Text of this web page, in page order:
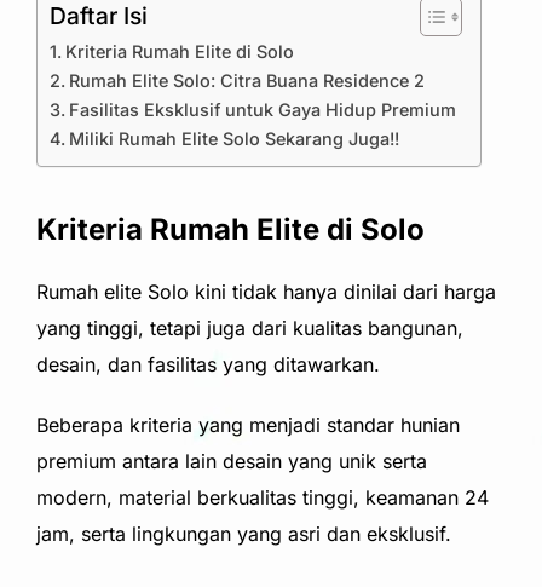
Daftar Isi
Kriteria Rumah Elite di Solo
Rumah Elite Solo: Citra Buana Residence 2
Fasilitas Eksklusif untuk Gaya Hidup Premium
Miliki Rumah Elite Solo Sekarang Juga!!
Kriteria Rumah Elite di Solo
Rumah elite Solo kini tidak hanya dinilai dari harga
yang tinggi, tetapi juga dari kualitas bangunan,
desain, dan fasilitas yang ditawarkan.
Beberapa kriteria yang menjadi standar hunian
premium antara lain desain yang unik serta
modern, material berkualitas tinggi, keamanan 24
jam, serta lingkungan yang asri dan eksklusif.